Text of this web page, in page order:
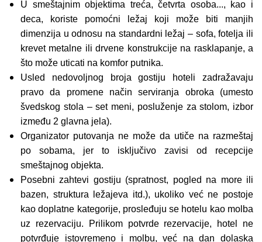
U smeštajnim objektima treća, četvrta osoba..., kao i
deca, koriste pomoćni ležaj koji može biti manjih
dimenzija u odnosu na standardni ležaj – sofa, fotelja ili
krevet metalne ili drvene konstrukcije na rasklapanje, a
što može uticati na komfor putnika.
Usled nedovoljnog broja gostiju hoteli zadražavaju
pravo da promene način serviranja obroka (umesto
švedskog stola – set meni, posluženje za stolom, izbor
između 2 glavna jela).
Organizator putovanja ne može da utiče na razmeštaj
po sobama, jer to isključivo zavisi od recepcije
smeštajnog objekta.
Posebni zahtevi gostiju (spratnost, pogled na more ili
bazen, struktura ležajeva itd.), ukoliko već ne postoje
kao doplatne kategorije, prosleđuju se hotelu kao molba
uz rezervaciju. Prilikom potvrde rezervacije, hotel ne
potvrđuje istovremeno i molbu, već na dan dolaska